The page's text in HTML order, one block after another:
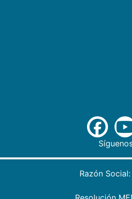
Razón